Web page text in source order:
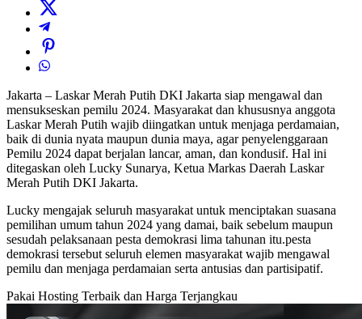
Jakarta – Laskar Merah Putih DKI Jakarta siap mengawal dan
mensukseskan pemilu 2024. Masyarakat dan khususnya anggota
Laskar Merah Putih wajib diingatkan untuk menjaga perdamaian,
baik di dunia nyata maupun dunia maya, agar penyelenggaraan
Pemilu 2024 dapat berjalan lancar, aman, dan kondusif. Hal ini
ditegaskan oleh Lucky Sunarya, Ketua Markas Daerah Laskar
Merah Putih DKI Jakarta.
Lucky mengajak seluruh masyarakat untuk menciptakan suasana
pemilihan umum tahun 2024 yang damai, baik sebelum maupun
sesudah pelaksanaan pesta demokrasi lima tahunan itu.pesta
demokrasi tersebut seluruh elemen masyarakat wajib mengawal
pemilu dan menjaga perdamaian serta antusias dan partisipatif.
Pakai Hosting Terbaik dan Harga Terjangkau